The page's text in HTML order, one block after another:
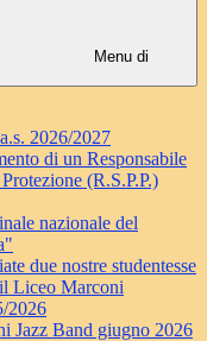
Menu di
2026/2027
di un Responsabile
(R.S.P.P.)
nazionale del
due nostre studentesse
Liceo Marconi
2026
Jazz Band giugno 2026